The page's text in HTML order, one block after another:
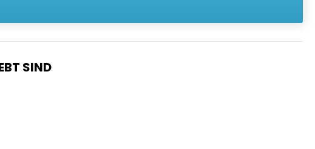
SIND